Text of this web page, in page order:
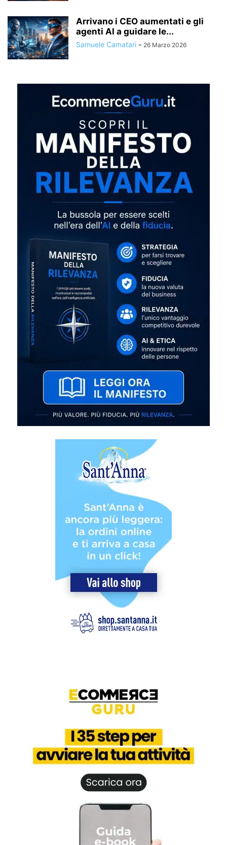
Arrivano i CEO aumentati e gli
agenti AI a guidare le...
Samuele Camatari - 26 Marzo 2026